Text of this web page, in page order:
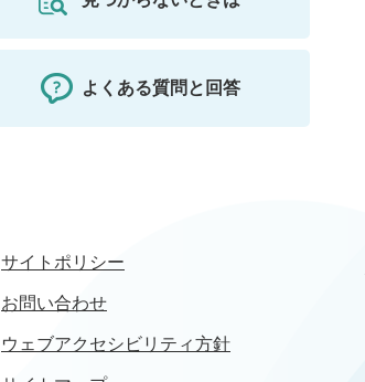
よくある質問と回答
サイトポリシー
お問い合わせ
ウェブアクセシビリティ方針